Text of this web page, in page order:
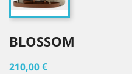
BLOSSOM
210,00 €